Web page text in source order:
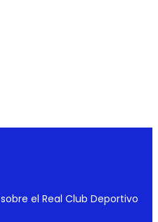
sobre el Real Club Deportivo